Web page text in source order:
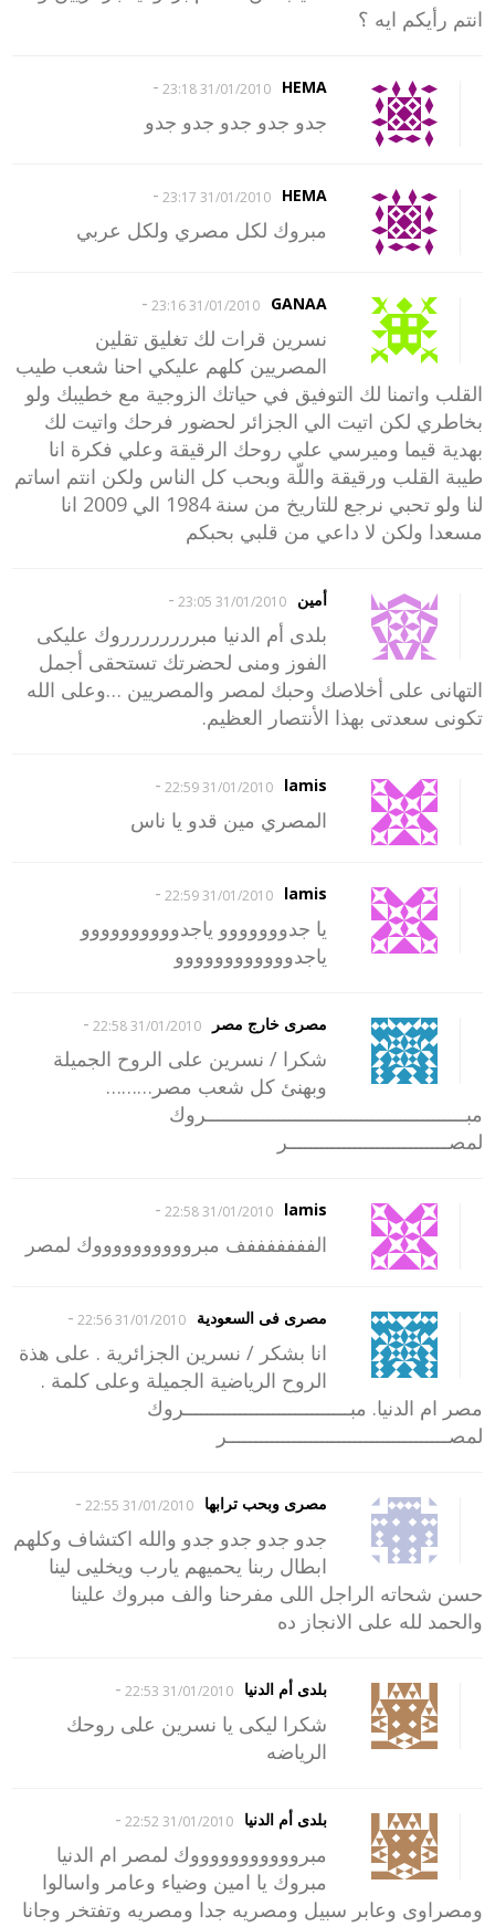
انتم رأيكم ايه ؟
HEMA
31/01/2010 23:18
-
جدو جدو جدو جدو جدو
HEMA
31/01/2010 23:17
-
مبروك لكل مصري ولكل عربي
GANAA
31/01/2010 23:16
-
نسرين قرات لك تغليق تقلين
المصريين كلهم عليكي احنا شعب طيب
القلب واتمنا لك التوفيق في حياتك الزوجية مع خطيبك ولو
بخاطري لكن اتيت الي الجزائر لحضور فرحك واتيت لك
بهدية قيما وميرسي علي روحك الرقيقة وعلي فكرة انا
طيبة القلب ورقيقة واللّة وبحب كل الناس ولكن انتم اساتم
لنا ولو تحبي نرجع للتاريخ من سنة 1984 الي 2009 انا
مسعدا ولكن لا داعي من قلبي بحبكم
أمين 31/01/2010 23:05
-
بلدى أم الدنيا مبرررررررروك عليكى
الفوز ومنى لحضرتك تستحقى أجمل
التهانى على أخلاصك وحبك لمصر والمصريين …وعلى الله
تكونى سعدتى بهذا الأنتصار العظيم.
lamis
31/01/2010 22:59
-
المصري مين قدو يا ناس
lamis
31/01/2010 22:59
-
يا جدووووووو ياجدوووووووووو
ياجدوووووووووووو
مصرى خارج مصر 31/01/2010 22:58
-
شكرا / نسرين على الروح الجميلة
وبهنئ كل شعب مصر………
مبـــــــــــــــــــــــــــــــــــــــــــــــروك
لمصـــــــــــــــــــــــــــــر
lamis
31/01/2010 22:58
-
الفففففففف مبرووووووووووك لمصر
مصرى فى السعودية 31/01/2010 22:56
-
انا بشكر / نسرين الجزائرية . على هذة
الروح الرياضية الجميلة وعلى كلمة .
مصر ام الدنيا. مبــــــــــــــــــــــــــــــروك
لمصــــــــــــــــــــــــــــــــــــــــر
مصرى وبحب ترابها 31/01/2010 22:55
-
جدو جدو جدو جدو والله اكتشاف وكلهم
ابطال ربنا يحميهم يارب ويخليى لينا
حسن شحاته الراجل اللى مفرحنا والف مبروك علينا
والحمد لله على الانجاز ده
بلدى أم الدنيا 31/01/2010 22:53
-
شكرا ليكى يا نسرين على روحك
الرياضه
بلدى أم الدنيا 31/01/2010 22:52
-
مبروووووووووووك لمصر ام الدنيا
مبروك يا امين وضياء وعامر واسالوا
ومصراوى وعابر سبيل ومصريه جدا ومصريه وتفتخر وجانا